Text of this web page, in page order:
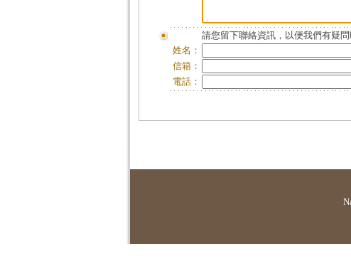
請您留下聯絡資訊，以便我們有疑
姓名：
信箱：
電話：